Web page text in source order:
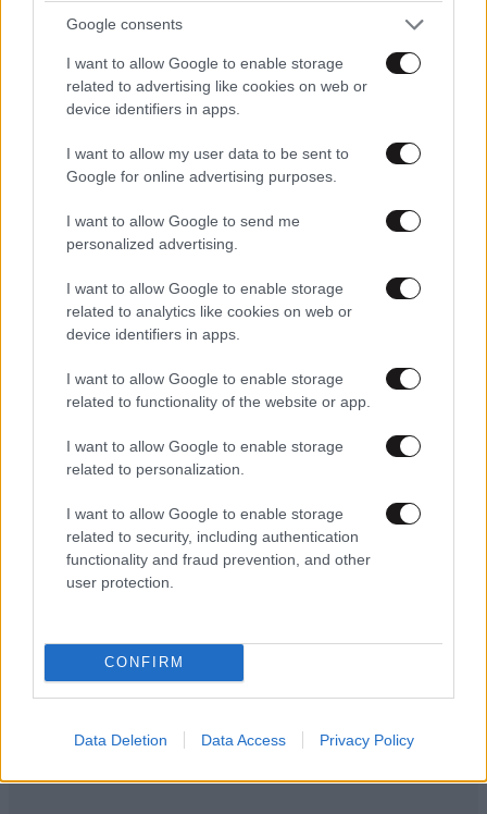
Google consents
I want to allow Google to enable storage
related to advertising like cookies on web or
device identifiers in apps.
I want to allow my user data to be sent to
Google for online advertising purposes.
I want to allow Google to send me
personalized advertising.
I want to allow Google to enable storage
related to analytics like cookies on web or
device identifiers in apps.
I want to allow Google to enable storage
related to functionality of the website or app.
I want to allow Google to enable storage
related to personalization.
I want to allow Google to enable storage
related to security, including authentication
functionality and fraud prevention, and other
user protection.
CONFIRM
Data Deletion Data Access Privacy Policy
ΕΛΛΑΔΑ10·08·2026 00:07
Σαν σήμερα 10 Αυγούστου: Η Ελλάδα αγγίζει
πέντε θαλασσών»